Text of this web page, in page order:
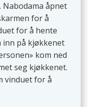
åpnet
for å
for å hente
inn på kjøkkenet
kom ned
seg kjøkkenet.
vinduet for å